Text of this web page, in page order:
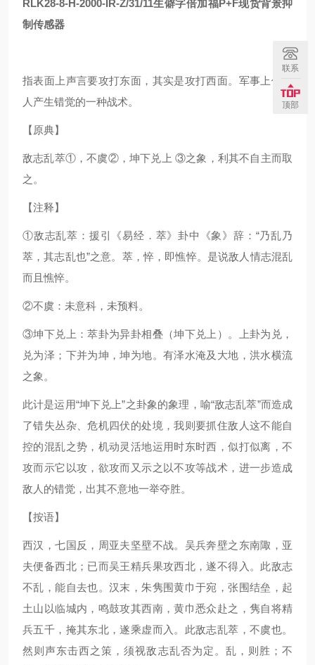
RLK28-8-H-2000-IR-Z/31/11生僻字倍加福P+F现货背景抑
制传感器
指表面上声言要攻打东面，其实是攻打西面。军事上使敌
人产生错觉的一种战术。
【原典】
敌志乱萃①，不虞②，坤下兑上 ③之象，利其不自主而取
之。
【注释】
①敌志乱萃：援引《易经．萃》卦中《象》辞：“乃乱乃
萃，其志乱也”之意。萃，悴，即憔悴。是说敌人情志混乱
而且憔悴。
②不虞：未意科，未预料。
③坤下兑上：萃卦为异卦相叠（坤下兑上）。上卦为兑，
兑为泽；下并为坤，坤为地。有泽水淹及大地，洪水横流
之象。
此计是运用“坤下兑上”之卦象的象理，喻“敌志乱萃”而造成
了错失丛杂、危机四伏的处境，我则要抓住敌人这不能自
控的混乱之势，机动灵活地运用时东时西，似打似离，不
攻而示它以攻，欲攻而又示之以不攻等战术，进一步造成
敌人的错觉，出其不意地一举夺胜。
【按语】
西汉，七国反，周亚夫坚壁不战。吴兵奔壁之东南陬，亚
夫便备西北；已而吴王精兵果攻西北，遂不得入。此敌志
不乱，能自去也。汉末，朱隽围黄巾于宛，张围结垒，起
土山以临城内，鸣鼓攻其西南，黄巾悉众赴之，隽自将精
兵五千，掩其东北，遂乘虚而入。此敌志乱萃，不虞也。
然则声东击西之策，须视敌志乱否为定。乱，则胜；不
联系
顶部